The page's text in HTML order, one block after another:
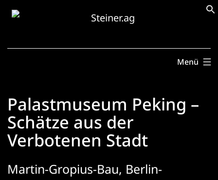
Zum
Menü
Palastmuseum Peking –
Schätze aus der
Verbotenen Stadt
Martin-Gropius-Bau, Berlin-